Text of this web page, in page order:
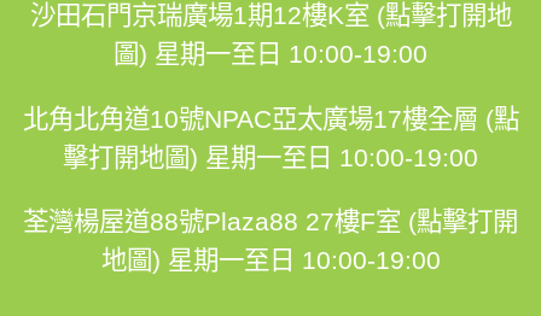
沙田石門京瑞廣場1期12樓K室 (點擊打開地
圖) 星期一至日 10:00-19:00
北角北角道10號NPAC亞太廣場17樓全層 (點
擊打開地圖) 星期一至日 10:00-19:00
荃灣楊屋道88號Plaza88 27樓F室 (點擊打開
地圖) 星期一至日 10:00-19:00